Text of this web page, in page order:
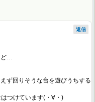
ど…
ず回りそうな台を遊びうちする
つけています(・∀・)
返信